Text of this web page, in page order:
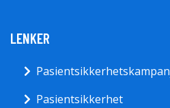
LENKER
Pasientsikkerhet